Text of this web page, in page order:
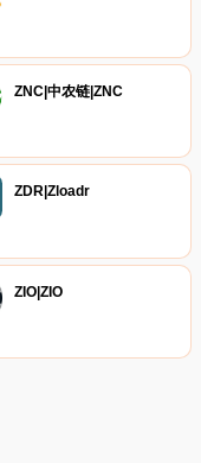
ZNC|中农链|ZNC
ZDR|Zloadr
ZIO|ZIO